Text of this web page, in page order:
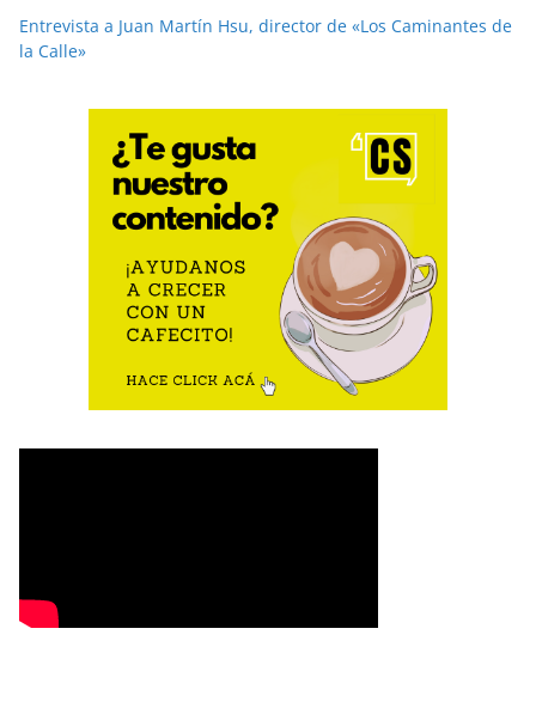
Entrevista a Juan Martín Hsu, director de «Los Caminantes de
la Calle»